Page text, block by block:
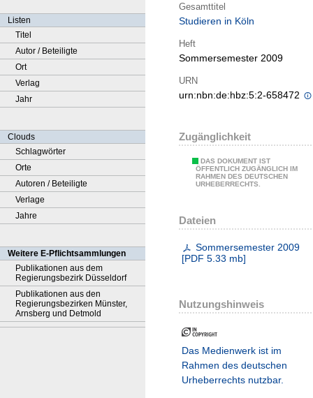
Listen
Titel
Autor / Beteiligte
Ort
Verlag
Jahr
Clouds
Schlagwörter
Orte
Autoren / Beteiligte
Verlage
Jahre
Weitere E-Pflichtsammlungen
Publikationen aus dem
Regierungsbezirk Düsseldorf
Publikationen aus den
Regierungsbezirken Münster,
Arnsberg und Detmold
Gesamttitel
Studieren in Köln
Heft
Sommersemester 2009
URN
urn:nbn:de:hbz:5:2-658472
Zugänglichkeit
DAS DOKUMENT IST
ÖFFENTLICH ZUGÄNGLICH IM
RAHMEN DES DEUTSCHEN
URHEBERRECHTS.
Dateien
Sommersemester 2009
[PDF 5.33 mb]
Nutzungshinweis
Das Medienwerk ist im
Rahmen des deutschen
Urheberrechts nutzbar.